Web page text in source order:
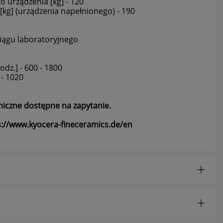
(urządzenia napełnionego) - 190
laboratoryjnego
- 600 - 1800
1020
dostępne na zapytanie.
www.kyocera-fineceramics.de/en